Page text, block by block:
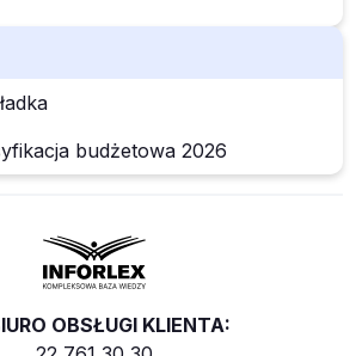
budżetowa 2026
OBSŁUGI KLIENTA: